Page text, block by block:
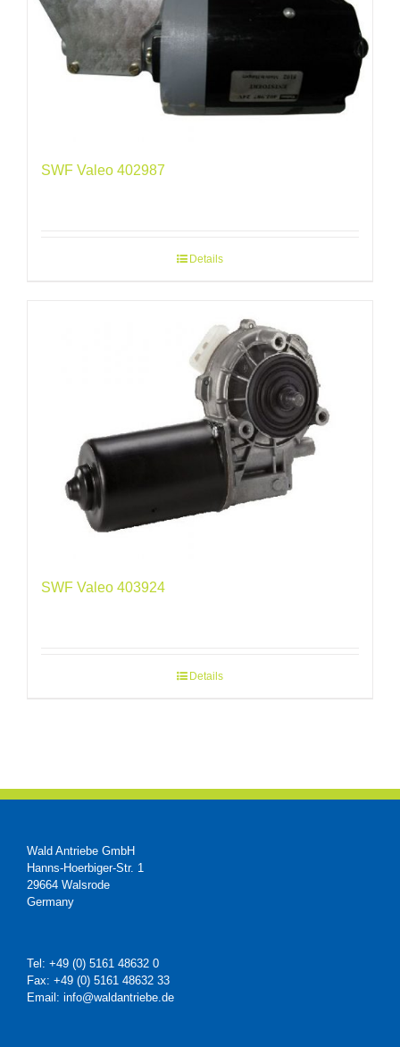
SWF Valeo 402987
Details
SWF Valeo 403924
Details
Wald Antriebe GmbH
Hanns-Hoerbiger-Str. 1
29664 Walsrode
Germany
Tel: +49 (0) 5161 48632 0
Fax: +49 (0) 5161 48632 33
Email: info@waldantriebe.de